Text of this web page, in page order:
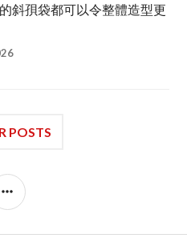
斜孭袋都可以令整體造型更
5款日系斜孭袋男推薦
POSTS
SIDEBAR